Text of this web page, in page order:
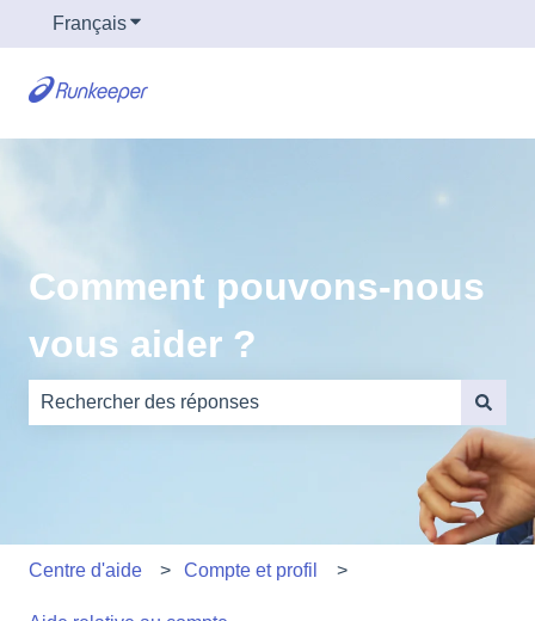
FrançaisAfficher le sous-menu pour les traductions
Comment pouvons-nous
vous aider ?
Il n'y a aucune suggestion car le champ de recherche
Centre d'aide Compte et profil